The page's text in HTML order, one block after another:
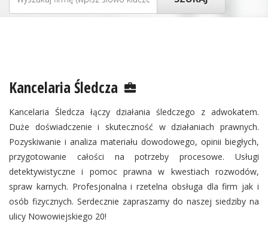
Kancelaria Śledcza
Kancelaria Śledcza łączy działania śledczego z adwokatem.
Duże doświadczenie i skuteczność w działaniach prawnych.
Pozyskiwanie i analiza materiału dowodowego, opinii biegłych,
przygotowanie całości na potrzeby procesowe. Usługi
detektywistyczne i pomoc prawna w kwestiach rozwodów,
spraw karnych. Profesjonalna i rzetelna obsługa dla firm jak i
osób fizycznych. Serdecznie zapraszamy do naszej siedziby na
ulicy Nowowiejskiego 20!